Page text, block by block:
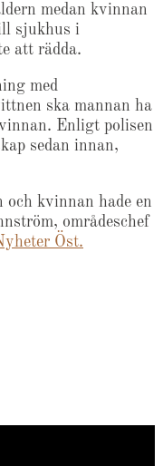
medan kvinnan
sjukhus i
att rädda.
med
ska mannan ha
Enligt polisen
sedan innan,
kvinnan hade en
områdeschef
Öst.